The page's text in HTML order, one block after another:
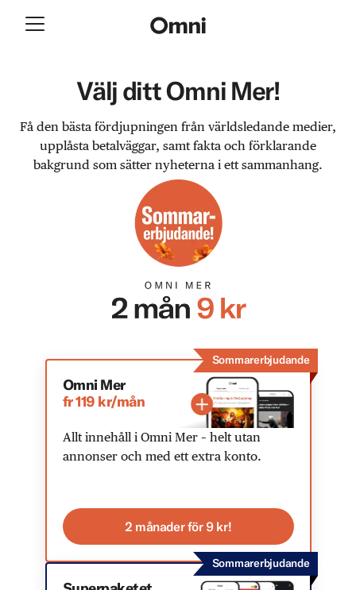
Välj ditt Omni Mer!
Få den bästa fördjupningen från världsledande medier,
upplåsta betalväggar, samt fakta och förklarande
bakgrund som sätter nyheterna i ett sammanhang.
Sommarerbjudande
Omni Mer
fr 119 kr/mån
Allt innehåll i Omni Mer – helt utan
annonser och med ett extra konto.
2 månader för 9 kr!
Sommarerbjudande